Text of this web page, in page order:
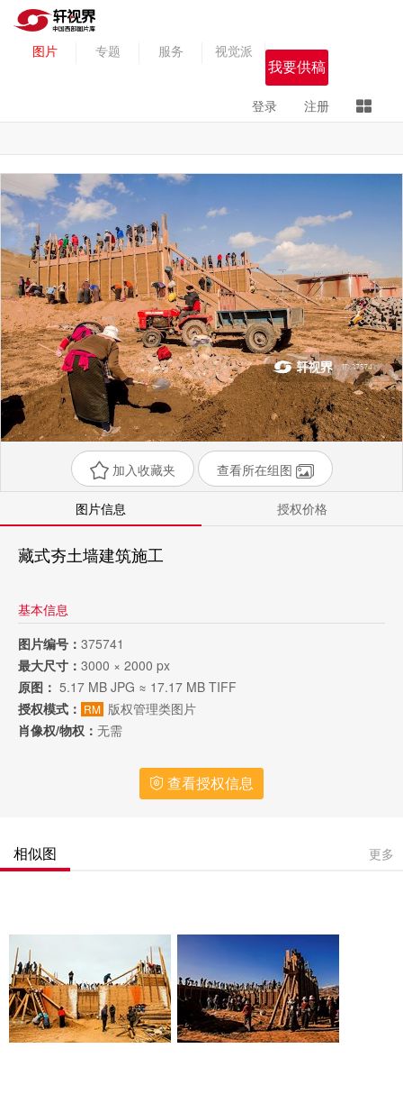
图片 专题 服务 视觉派
我要供稿
登录 注册
加入收藏夹 查看所在组图
图片信息 授权价格
藏式夯土墙建筑施工
基本信息
图片编号： 375741
最大尺寸： 3000 × 2000 px
原图： 5.17 MB JPG ≈ 17.17 MB TIFF
授权模式： RM 版权管理类图片
肖像权/物权： 无需
查看授权信息
更多
相似图